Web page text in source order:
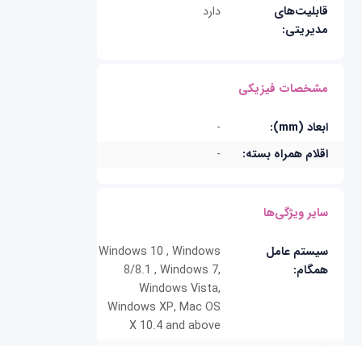
قابلیت‌های
مدیریتی:
دارد
مشخصات فیزیکی
ابعاد (mm):
-
اقلام همراه بسته:
-
سایر ویژگی‌ها
سیستم عامل
همگام:
Windows 10 , Windows
8/8.1 , Windows 7,
Windows Vista,
Windows XP, Mac OS
X 10.4 and above